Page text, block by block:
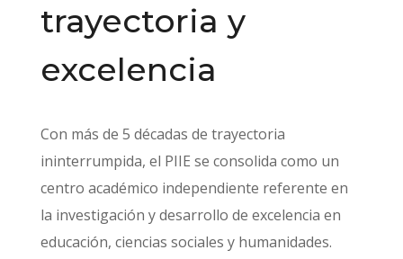
trayectoria y
excelencia
Con más de 5 décadas de trayectoria
ininterrumpida, el PIIE se consolida como un
centro académico independiente referente en
la investigación y desarrollo de excelencia en
educación, ciencias sociales y humanidades.